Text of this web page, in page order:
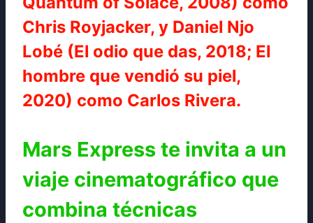
Chris Royjacker, y Daniel Njo
Lobé (El odio que das, 2018; El
hombre que vendió su piel,
2020) como Carlos Rivera.
Mars Express te invita a un
viaje cinematográfico que
combina técnicas